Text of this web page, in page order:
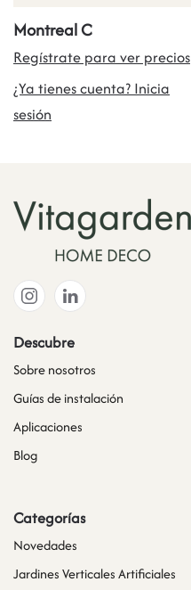
Montreal C
Regístrate para ver precios
¿Ya tienes cuenta? Inicia
sesión
Descubre
Sobre nosotros
Guías de instalación
Aplicaciones
Blog
Categorías
Novedades
Jardines Verticales Artificiales